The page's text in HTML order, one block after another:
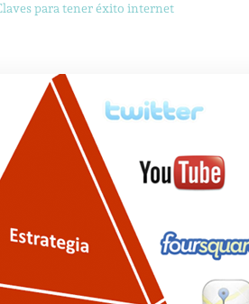
para tener éxito internet